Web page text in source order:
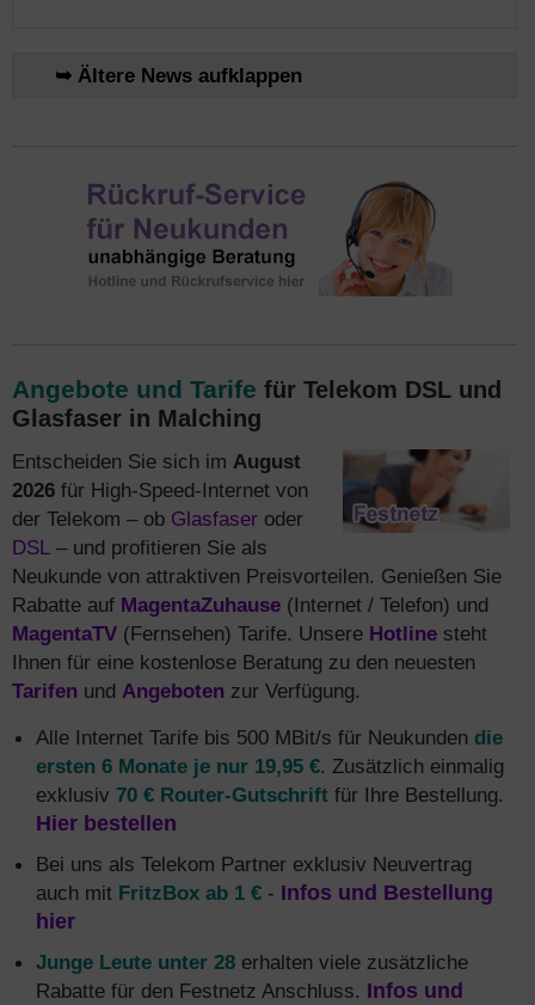
➥ Ältere News aufklappen
Angebote und Tarife für Telekom DSL und
Glasfaser in Malching
Entscheiden Sie sich im August
2026 für High-Speed-Internet von
der Telekom – ob Glasfaser oder
DSL – und profitieren Sie als
Neukunde von attraktiven Preisvorteilen. Genießen Sie
Rabatte auf MagentaZuhause (Internet / Telefon) und
MagentaTV (Fernsehen) Tarife. Unsere Hotline steht
Ihnen für eine kostenlose Beratung zu den neuesten
Tarifen und Angeboten zur Verfügung.
Alle Internet Tarife bis 500 MBit/s für Neukunden die
ersten 6 Monate je nur 19,95 €. Zusätzlich einmalig
exklusiv 70 € Router-Gutschrift für Ihre Bestellung.
Hier bestellen
Bei uns als Telekom Partner exklusiv Neuvertrag
auch mit FritzBox ab 1 € - Infos und Bestellung
hier
Junge Leute unter 28 erhalten viele zusätzliche
Rabatte für den Festnetz Anschluss. Infos und